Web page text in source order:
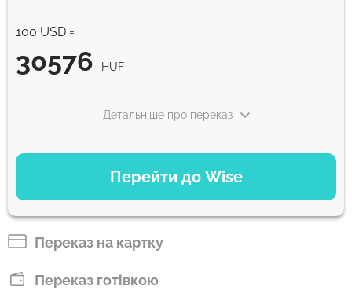
100 USD =
30576 HUF
Перейти до Wise
Детальніше про переказ
ВАРІАНТИ ОПЛАТИ
Сплатити карткою
30576 HUF 2 з
Переказ на картку
Переказ готівкою